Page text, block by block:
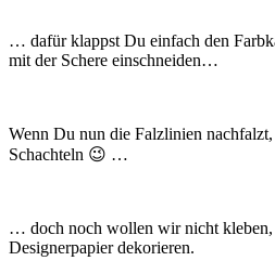
… dafür klappst Du einfach den
mit der Schere einschneiden…
Wenn Du nun die Falzlinien
Schachteln 😉 …
… doch noch wollen wir nicht kleben,
Designerpapier dekorieren.